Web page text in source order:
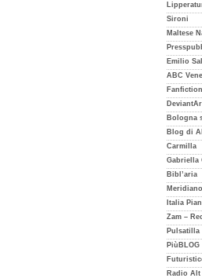
Sironi
Maltese
Emilio
ABC
Fanfiction
Bologna
Blog di
Carmilla
Gabriella
Bibl’aria
Italia
Zam –
Pulsatilla
PiùBLOG
Radio Alt